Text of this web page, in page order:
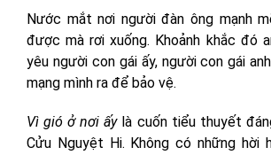
Nước mắt nơi người đàn ông mạnh
được mà rơi xuống. Khoảnh khắc đó
yêu người con gái ấy, người con gái
mạng mình ra để bảo vệ.
Vì gió ở nơi ấylà cuốn tiểu thuyết
Cửu Nguyệt Hi. Không có những hời